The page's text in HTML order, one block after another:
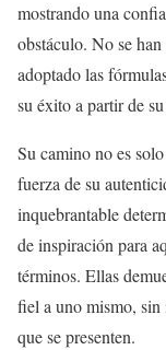
mostrando una
obstáculo. No se
adoptado las
su éxito a partir de
Su camino no es
fuerza de su
inquebrantable
de inspiración para
términos. Ellas
fiel a uno mismo, sin
que se presenten.